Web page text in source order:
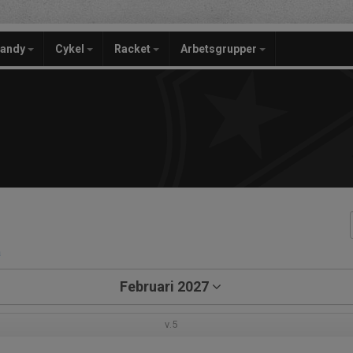
Cykel Racket Arbetsgrupper
Februari 2027
v.5